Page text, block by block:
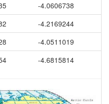
-4.0606738
-4.2169244
-4.0511019
-4.6815814